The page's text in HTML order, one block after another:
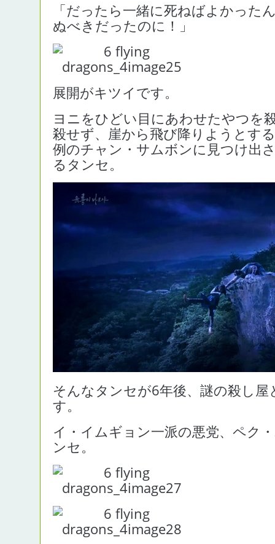
「だったら一緒に死ねばよかっ
ぬべきだったのに！」
展開がキツイです。
ヨニをひどい目にあわせたやつを
殺せず、崖から飛び降りようとす
例のチャン・サムボンに見つけ出
るタンセ。
そんなタンセが6年後、謎の殺し
す。
イ・イムギョン一派の悪党、ペク
ンセ。